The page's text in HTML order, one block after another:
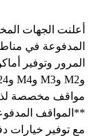
أعلنت الجهات
المدفوعة في
مواقف مخصصة
مع توفير خيارات